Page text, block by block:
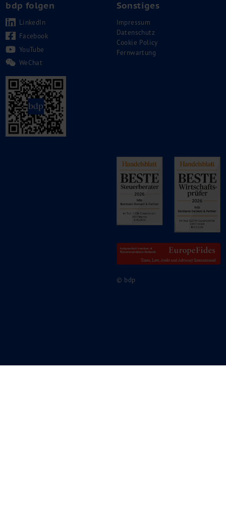
bdp folgen
LinkedIn
Facebook
YouTube
WeChat
Sonstiges
Impressum
Datenschutz
Cookie Policy
Fernwartung
© bdp